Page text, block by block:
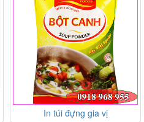
In túi đựng gia vị